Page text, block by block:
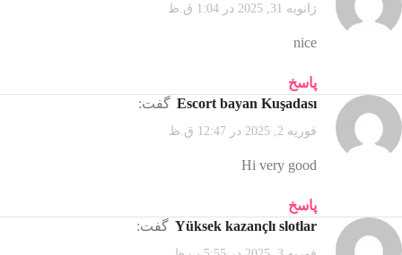
ژانویه 31, 2025 در 1:04 ق.ظ
nice
پاسخ
Escort bayan Kuşadası
گفت:
فوریه 2, 2025 در 12:47 ق.ظ
Hi very good
پاسخ
Yüksek kazançlı slotlar
گفت: